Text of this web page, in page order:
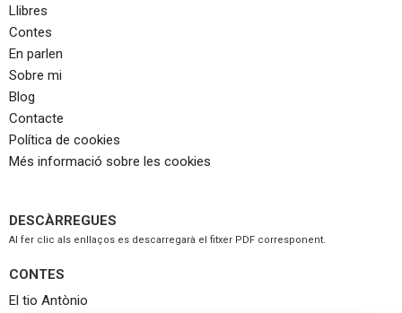
Llibres
Contes
En parlen
Sobre mi
Blog
Contacte
Política de cookies
Més informació sobre les cookies
DESCÀRREGUES
Al fer clic als enllaços es descarregarà el fitxer PDF corresponent.
CONTES
El tio Antònio